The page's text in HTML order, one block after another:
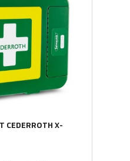
CEDERROTH X-